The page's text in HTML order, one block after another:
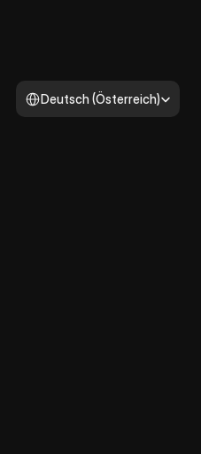
Select Language
Deutsch (Österreich)